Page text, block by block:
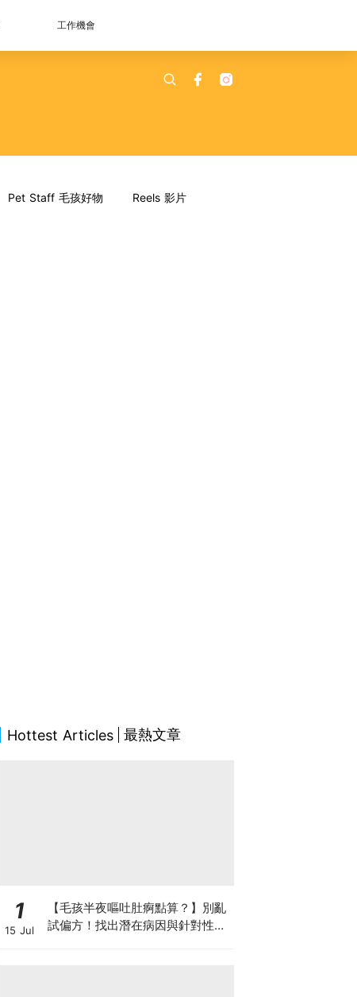
工作機會
Pet Staff 毛孩好物 Reels 影片
Hottest Articles 最熱文章
1
15 Jul
【毛孩半夜嘔吐肚痾點算？】別亂
試偏方！找出潛在病因與針對性營